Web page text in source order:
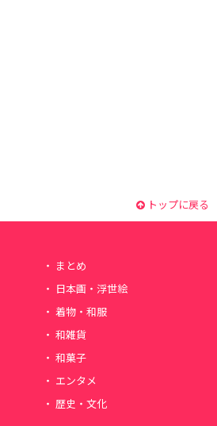
トップに戻る
まとめ
日本画・浮世絵
着物・和服
和雑貨
和菓子
エンタメ
歴史・文化